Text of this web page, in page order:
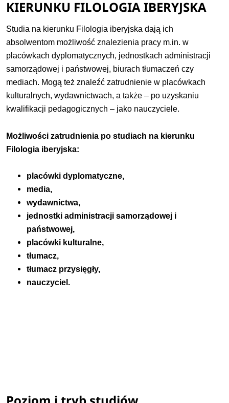
KIERUNKU FILOLOGIA IBERYJSKA
Studia na kierunku Filologia iberyjska dają ich
absolwentom możliwość znalezienia pracy m.in. w
placówkach dyplomatycznych, jednostkach administracji
samorządowej i państwowej, biurach tłumaczeń czy
mediach. Mogą też znaleźć zatrudnienie w placówkach
kulturalnych, wydawnictwach, a także – po uzyskaniu
kwalifikacji pedagogicznych – jako nauczyciele.
Możliwości zatrudnienia po studiach na kierunku
Filologia iberyjska:
placówki dyplomatyczne,
media,
wydawnictwa,
jednostki administracji samorządowej i
państwowej,
placówki kulturalne,
tłumacz,
tłumacz przysięgły,
nauczyciel.